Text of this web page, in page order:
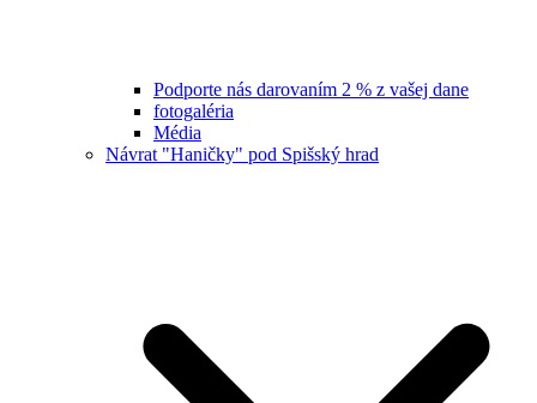
Podporte nás darovaním 2 % z vašej dane
fotogaléria
Média
Návrat "Haničky" pod Spišský hrad